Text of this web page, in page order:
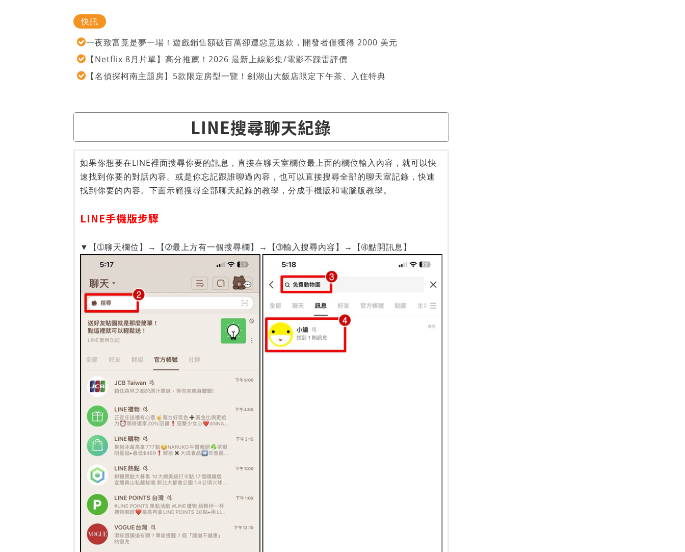
快訊
一夜致富竟是夢一場！遊戲銷售額破百萬卻遭惡意退款，開發者僅獲得 2000 美元
【Netflix 8月片單】高分推薦！2026 最新上線影集/電影不踩雷評價
【名偵探柯南主題房】5款限定房型一覽！劍湖山大飯店限定下午茶、入住特典
LINE搜尋聊天紀錄
如果你想要在LINE裡面搜尋你要的訊息，直接在聊天室欄位最上面的欄位輸入內容，就可以快
速找到你要的對話內容。或是你忘記跟誰聊過內容，也可以直接搜尋全部的聊天室記錄，快速
找到你要的內容。下面示範搜尋全部聊天紀錄的教學，分成手機版和電腦版教學。
LINE手機版步驟
▼【➀聊天欄位】→【➁最上方有一個搜尋欄】→【➂輸入搜尋內容】→【➃點開訊息】